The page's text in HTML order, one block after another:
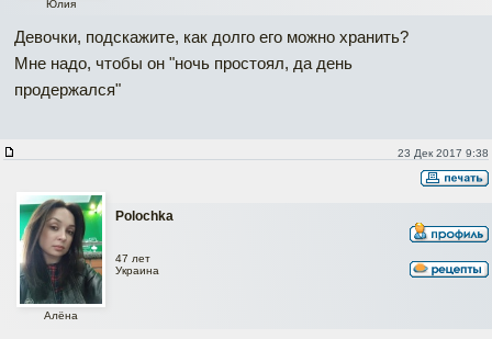
Юлия
Девочки, подскажите, как долго его можно хранить?
Мне надо, чтобы он "ночь простоял, да день
продержался"
23 Дек 2017 9:38
Polochka
Алёна
47 лет
Украина